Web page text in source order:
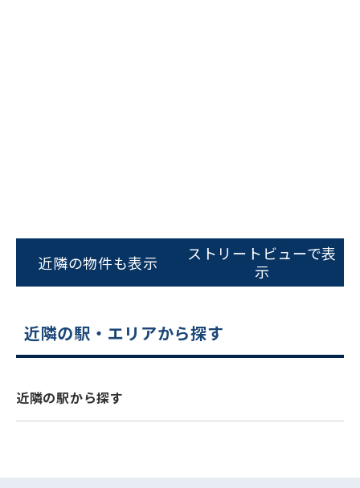
0120-620-213
近隣の物件も表示
ストリートビューで表
示
近隣の駅・エリアから探す
近隣の駅から探す